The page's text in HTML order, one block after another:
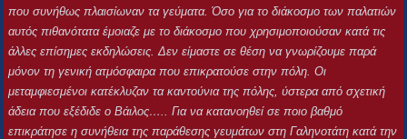
που συνήθως πλαισίωναν τα γεύματα. Όσο για το διάκοσμο των παλατιών
αυτός πιθανότατα έμοιαζε με το διάκοσμο που χρησιμοποιούσαν κατά τις
άλλες επίσημες εκδηλώσεις. Δεν είμαστε σε θέση να γνωρίζουμε παρά
μόνον τη γενική ατμόσφαιρα που επικρατούσε στην πόλη. Οι
μεταμφιεσμένοι κατέκλυζαν τα καντούνια της πόλης, ύστερα από σχετική
άδεια που εξέδιδε ο Βάιλος….. Για να κατανοηθεί σε ποιο βαθμό
επικράτησε η συνήθεια της παράθεσης γευμάτων στη Γαληνοτάτη κατά την